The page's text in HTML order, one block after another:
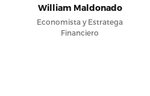
William Maldonado
Economista y Estratega
Financiero